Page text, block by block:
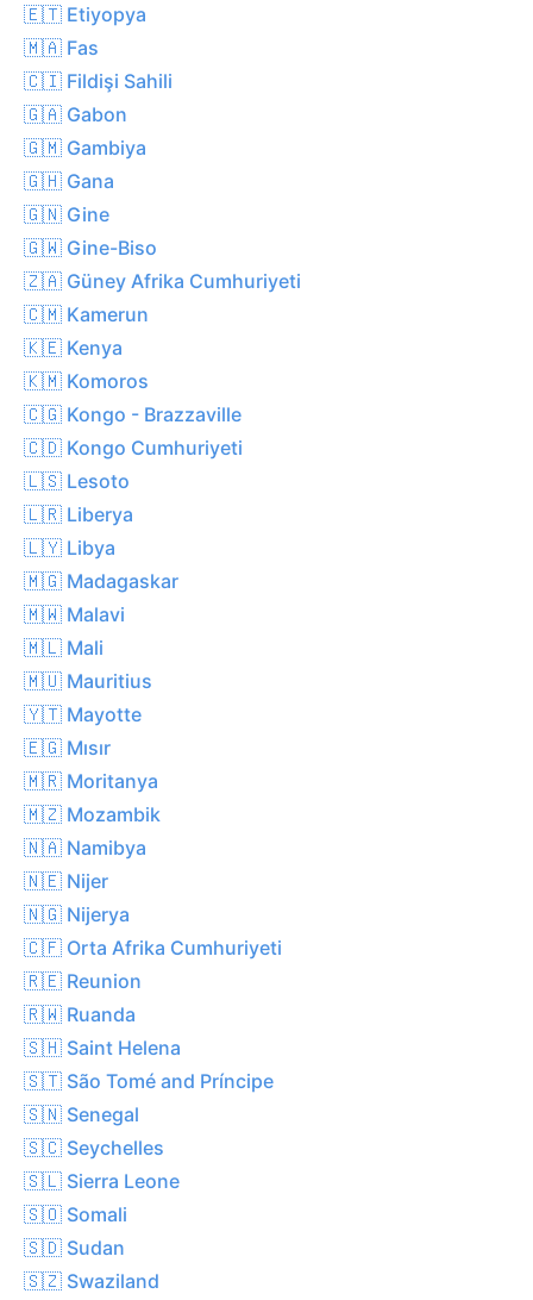
🇪🇹 Etiyopya
🇲🇦 Fas
🇨🇮 Fildişi Sahili
🇬🇦 Gabon
🇬🇲 Gambiya
🇬🇭 Gana
🇬🇳 Gine
🇬🇼 Gine-Biso
🇿🇦 Güney Afrika Cumhuriyeti
🇨🇲 Kamerun
🇰🇪 Kenya
🇰🇲 Komoros
🇨🇬 Kongo - Brazzaville
🇨🇩 Kongo Cumhuriyeti
🇱🇸 Lesoto
🇱🇷 Liberya
🇱🇾 Libya
🇲🇬 Madagaskar
🇲🇼 Malavi
🇲🇱 Mali
🇲🇺 Mauritius
🇾🇹 Mayotte
🇪🇬 Mısır
🇲🇷 Moritanya
🇲🇿 Mozambik
🇳🇦 Namibya
🇳🇪 Nijer
🇳🇬 Nijerya
🇨🇫 Orta Afrika Cumhuriyeti
🇷🇪 Reunion
🇷🇼 Ruanda
🇸🇭 Saint Helena
🇸🇹 São Tomé and Príncipe
🇸🇳 Senegal
🇸🇨 Seychelles
🇸🇱 Sierra Leone
🇸🇴 Somali
🇸🇩 Sudan
🇸🇿 Swaziland